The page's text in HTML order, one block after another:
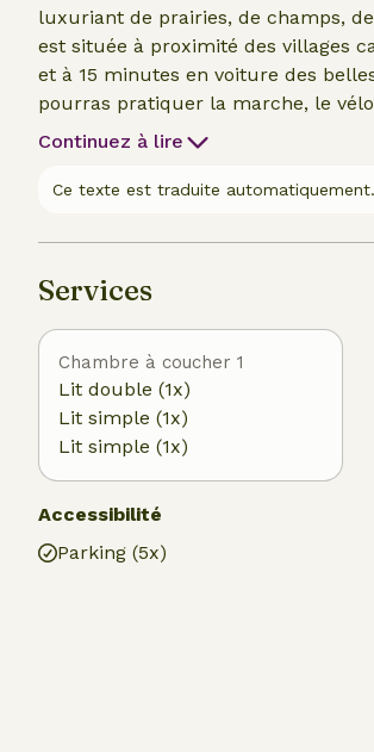
luxuriant de prairies, de champs,
est située à proximité des villages
et à 15 minutes en voiture des
pourras pratiquer la marche, le
terres agricoles. Les attractions
Continuez à lire
Ce texte est traduite automatiquement.
Services
Chambre à coucher 1
Lit double (1x)
Lit simple (1x)
Lit simple (1x)
Accessibilité
Parking (5x)